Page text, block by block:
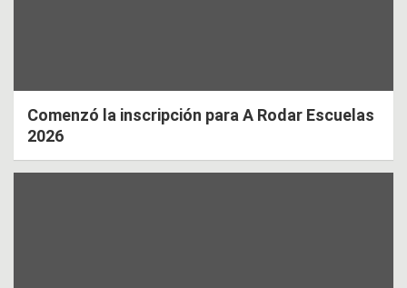
Comenzó la inscripción para A Rodar Escuelas
2026